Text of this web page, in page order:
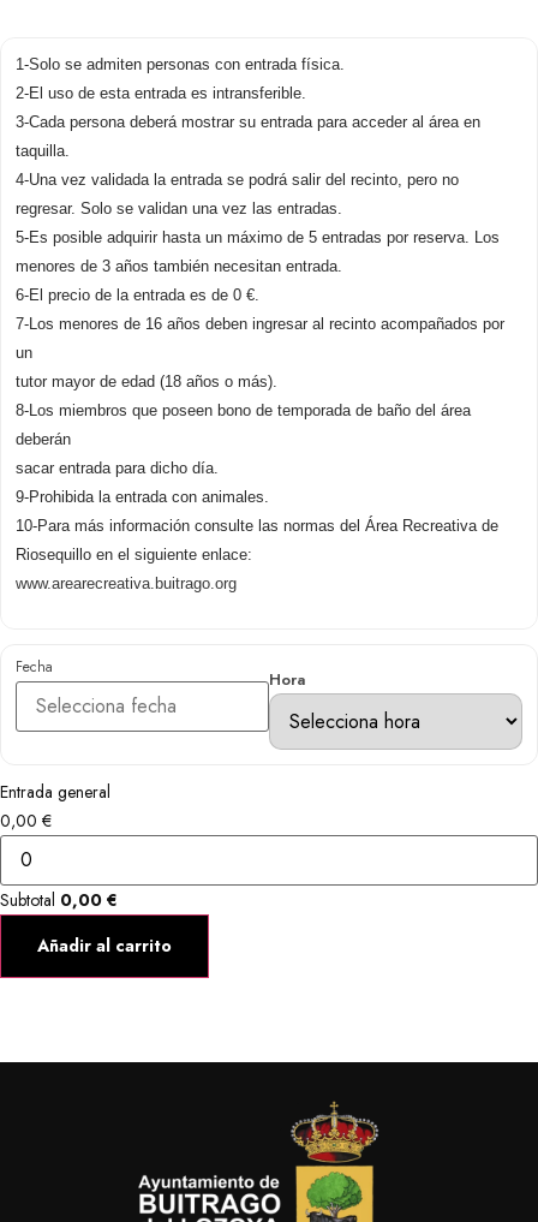
1-Solo se admiten personas con entrada física.
2-El uso de esta entrada es intransferible.
3-Cada persona deberá mostrar su entrada para acceder al área en
taquilla.
4-Una vez validada la entrada se podrá salir del recinto, pero no
regresar. Solo se validan una vez las entradas.
5-Es posible adquirir hasta un máximo de 5 entradas por reserva. Los
menores de 3 años también necesitan entrada.
6-El precio de la entrada es de 0 €.
7-Los menores de 16 años deben ingresar al recinto acompañados por
un
tutor mayor de edad (18 años o más).
8-Los miembros que poseen bono de temporada de baño del área
deberán
sacar entrada para dicho día.
9-Prohibida la entrada con animales.
10-Para más información consulte las normas del Área Recreativa de
Riosequillo en el siguiente enlace:
www.arearecreativa.buitrago.org
Fecha
Hora
Entrada general
0,00 €
Subtotal 0,00 €
Añadir al carrito